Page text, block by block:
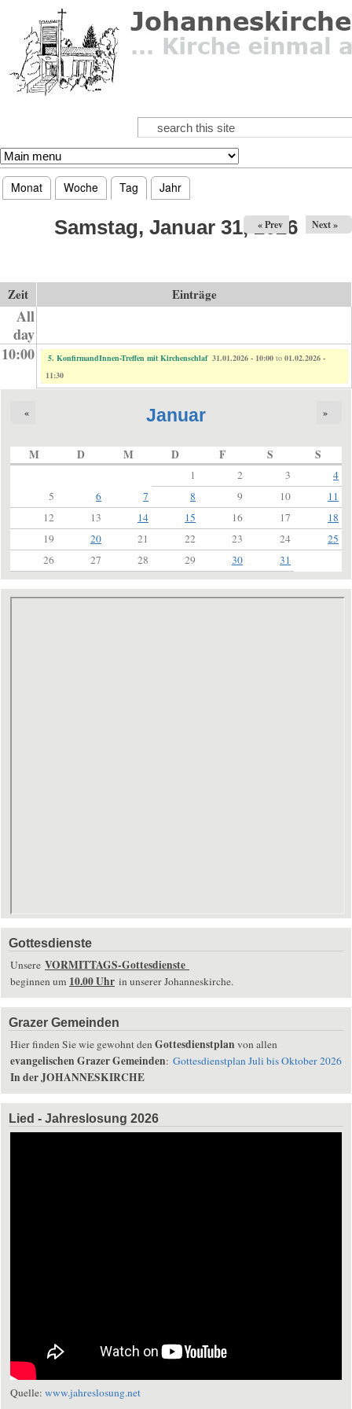
Direkt zum Inhalt
Suchformular
Suche
Haupt-Reiter
Monat Woche Tag (aktiver Reiter)
Jahr
Samstag, Januar 31, 2026
« Prev Next »
Zeit Einträge
All
day
10:00
5. KonfirmandInnen-Treffen mit Kirchenschlaf 31.01.2026 - 10:00to 01.02.2026 -
11:30
Januar
« »
M D M D F S S
1 2 3
4
5
6 7 8 9 10
11
12
13 14 15 16 17
18
19
20 21 22 23 24
25
26
27 28 29 30 31
Gottesdienste
Unsere VORMITTAGS-Gottesdienste
beginnen um 10.00 Uhr in unserer Johanneskirche.
Grazer Gemeinden
Hier finden Sie wie gewohnt den Gottesdienstplan von allen
evangelischen Grazer Gemeinden: Gottesdienstplan Juli bis Oktober 2026
In der JOHANNESKIRCHE
Lied - Jahreslosung 2026
Quelle: www.jahreslosung.net